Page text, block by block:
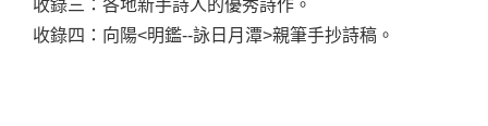
收錄三：各地新手詩人的優秀詩作。
收錄四：向陽<明鑑--詠日月潭>親筆手抄詩稿。